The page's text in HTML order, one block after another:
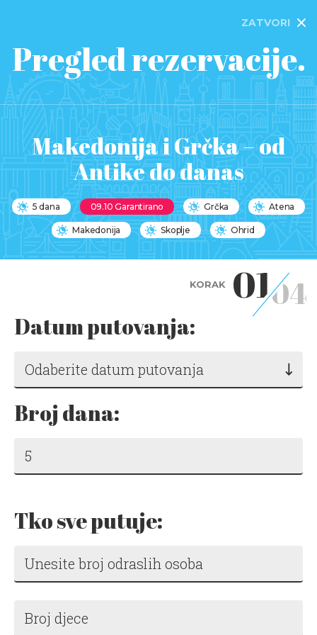
ZATVORI
Pregled rezervacije.
Makedonija i Grčka – od
Antike do danas
5 dana 09.10 Garantirano Grčka Atena
Makedonija Skoplje Ohrid
KORAK 0104
Datum putovanja:
Odaberite datum putovanja
Broj dana:
Tko sve putuje: